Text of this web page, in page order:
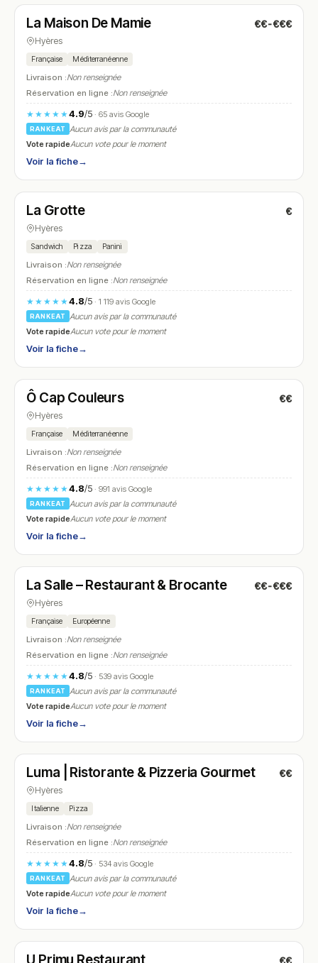
N° 5
La Maison De Mamie €€-€€€
Hyères
Française Méditerranéenne
Livraison :Non renseignée
Réservation en ligne :Non renseignée
★★★★★4.9/5· 65 avis Google
RANKEAT
Aucun avis par la communauté
Vote rapideAucun vote pour le moment
Voir la fiche→
N° 6
La Grotte €
Hyères
Sandwich Pizza Panini
Livraison :Non renseignée
Réservation en ligne :Non renseignée
★★★★★4.8/5· 1 119 avis Google
RANKEAT
Aucun avis par la communauté
Vote rapideAucun vote pour le moment
Voir la fiche→
N° 7
Ô Cap Couleurs €€
Hyères
Française Méditerranéenne
Livraison :Non renseignée
Réservation en ligne :Non renseignée
★★★★★4.8/5· 991 avis Google
RANKEAT
Aucun avis par la communauté
Vote rapideAucun vote pour le moment
Voir la fiche→
N° 8
La Salle – Restaurant & Brocante €€-€€€
Hyères
Française Européenne
Livraison :Non renseignée
Réservation en ligne :Non renseignée
★★★★★4.8/5· 539 avis Google
RANKEAT
Aucun avis par la communauté
Vote rapideAucun vote pour le moment
Voir la fiche→
N° 9
Luma | Ristorante & Pizzeria Gourmet €€
Hyères
Italienne Pizza
Livraison :Non renseignée
Réservation en ligne :Non renseignée
★★★★★4.8/5· 534 avis Google
RANKEAT
Aucun avis par la communauté
Vote rapideAucun vote pour le moment
Voir la fiche→